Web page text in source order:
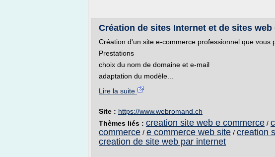
Création de sites Internet et de sites web
Création d'un site e-commerce professionnel que vous
Prestations
choix du nom de domaine et e-mail
adaptation du modèle...
Lire la suite
Site : https://www.webromand.ch
Thèmes liés : creation site web e commerce /
commerce / e commerce web site / creation
creation de site web par internet